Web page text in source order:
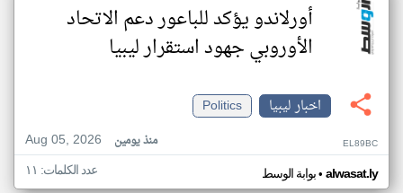
أورلاندو يؤكد للباعور دعم الاتحاد
الأوروبي جهود استقرار ليبيا
اخبار ليبيا
Politics
Aug 05, 2026
منذ يومين EL89BC
بوابة الوسط• alwasat.ly عدد الكلمات: ١١